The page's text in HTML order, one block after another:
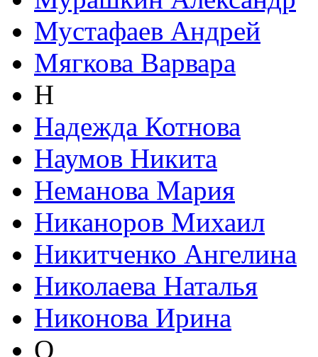
Мустафаев Андрей
Мягкова Варвара
Н
Надежда Котнова
Наумов Никита
Неманова Мария
Никаноров Михаил
Никитченко Ангелина
Николаева Наталья
Никонова Ирина
О